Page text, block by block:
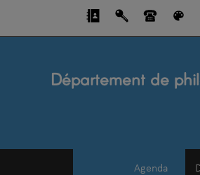
Département de
Agenda